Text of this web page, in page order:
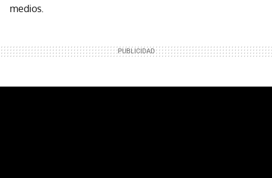
medios.